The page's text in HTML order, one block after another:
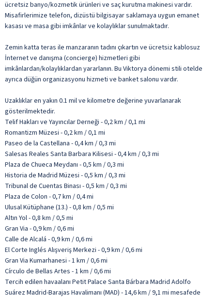
ücretsiz banyo/kozmetik ürünleri ve saç kurutma makinesi vardır.
Misafirlerimize telefon, dizüstü bilgisayar saklamaya uygun emanet
kasası ve masa gibi imkânlar ve kolaylıklar sunulmaktadır.
Zemin katta teras ile manzaranın tadını çıkartın ve ücretsiz kablosuz
İnternet ve danışma (concierge) hizmetleri gibi
imkânlardan/kolaylıklardan yararlanın. Bu Viktorya dönemi stili otelde
ayrıca düğün organizasyonu hizmeti ve banket salonu vardır.
Uzaklıklar en yakın 0.1 mil ve kilometre değerine yuvarlanarak
gösterilmektedir.
Telif Hakları ve Yayıncılar Derneği - 0,2 km / 0,1 mi
Romantizm Müzesi - 0,2 km / 0,1 mi
Paseo de la Castellana - 0,4 km / 0,3 mi
Salesas Reales Santa Barbara Kilisesi - 0,4 km / 0,3 mi
Plaza de Chueca Meydanı - 0,5 km / 0,3 mi
Historia de Madrid Müzesi - 0,5 km / 0,3 mi
Tribunal de Cuentas Binası - 0,5 km / 0,3 mi
Plaza de Colon - 0,7 km / 0,4 mi
Ulusal Kütüphane (13.) - 0,8 km / 0,5 mi
Altın Yol - 0,8 km / 0,5 mi
Gran Via - 0,9 km / 0,6 mi
Calle de Alcalá - 0,9 km / 0,6 mi
El Corte Inglés Alışveriş Merkezi - 0,9 km / 0,6 mi
Gran Via Kumarhanesi - 1 km / 0,6 mi
Círculo de Bellas Artes - 1 km / 0,6 mi
Tercih edilen havaalanı Petit Palace Santa Bárbara Madrid Adolfo
Suárez Madrid-Barajas Havalimanı (MAD) - 14,6 km / 9,1 mi mesafede